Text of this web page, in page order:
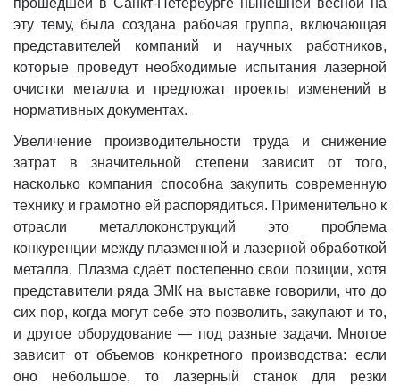
прошедшей в Санкт-Петербурге нынешней весной на
эту тему, была создана рабочая группа, включающая
представителей компаний и научных работников,
которые проведут необходимые испытания лазерной
очистки металла и предложат проекты изменений в
нормативных документах.
Увеличение производительности труда и снижение
затрат в значительной степени зависит от того,
насколько компания способна закупить современную
технику и грамотно ей распорядиться. Применительно к
отрасли металлоконструкций это проблема
конкуренции между плазменной и лазерной обработкой
металла. Плазма сдаёт постепенно свои позиции, хотя
представители ряда ЗМК на выставке говорили, что до
сих пор, когда могут себе это позволить, закупают и то,
и другое оборудование — под разные задачи. Многое
зависит от объемов конкретного производства: если
оно небольшое, то лазерный станок для резки